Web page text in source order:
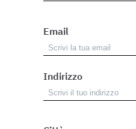
Email
Indirizzo